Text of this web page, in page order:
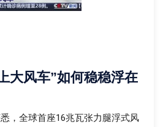
大风车”如何稳稳浮在
，全球首座16兆瓦张力腿浮式风